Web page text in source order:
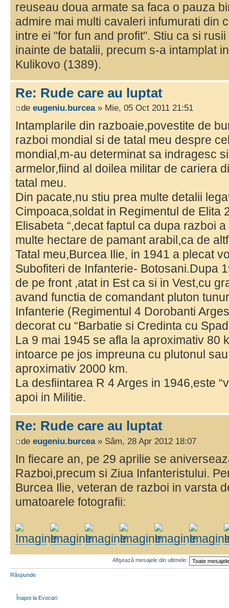
reuseau doua armate sa faca o pauza
admire mai multi cavaleri infumurati din
intre ei "for fun and profit". Stiu ca si
inainte de batalii, precum s-a intamplat
Kulikovo (1389).
Re: Rude care au luptat
de eugeniu.burcea» Mie, 05 Oct 2011 21:51
Intamplarile din razboaie,povestite de
razboi mondial si de tatal meu despre
mondial,m-au determinat sa indragesc
armelor,fiind al doilea militar de cariera
tatal meu.
Din pacate,nu stiu prea multe detalii
Cimpoaca,soldat in Regimentul de Elita
Elisabeta “,decat faptul ca dupa razboi
multe hectare de pamant arabil,ca de
Tatal meu,Burcea Ilie, in 1941 a plecat
Subofiteri de Infanterie- Botosani.Dupa
de pe front ,atat in Est ca si in Vest,cu
avand functia de comandant pluton
Infanterie (Regimentul 4 Dorobanti
decorat cu “Barbatie si Credinta cu
La 9 mai 1945 se afla la aproximativ 80
intoarce pe jos impreuna cu plutonul
aproximativ 2000 km.
La desfiintarea R 4 Arges in 1946,este
apoi in Militie.
Re: Rude care au luptat
de eugeniu.burcea» Sâm, 28 Apr 2012 18:07
In fiecare an, pe 29 aprilie se
Razboi,precum si Ziua Infanteristului.
Burcea Ilie, veteran de razboi in varsta
umatoarele fotografii:
Afişează mesajele din ultimele:
Răspunde
Înapoi la Evocari